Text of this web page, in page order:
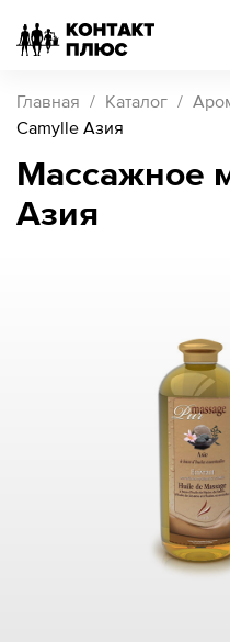
Главная Каталог
Camylle Азия
Массажное
Азия
499
504-
48
Каталог
товаров
Стать
партнером